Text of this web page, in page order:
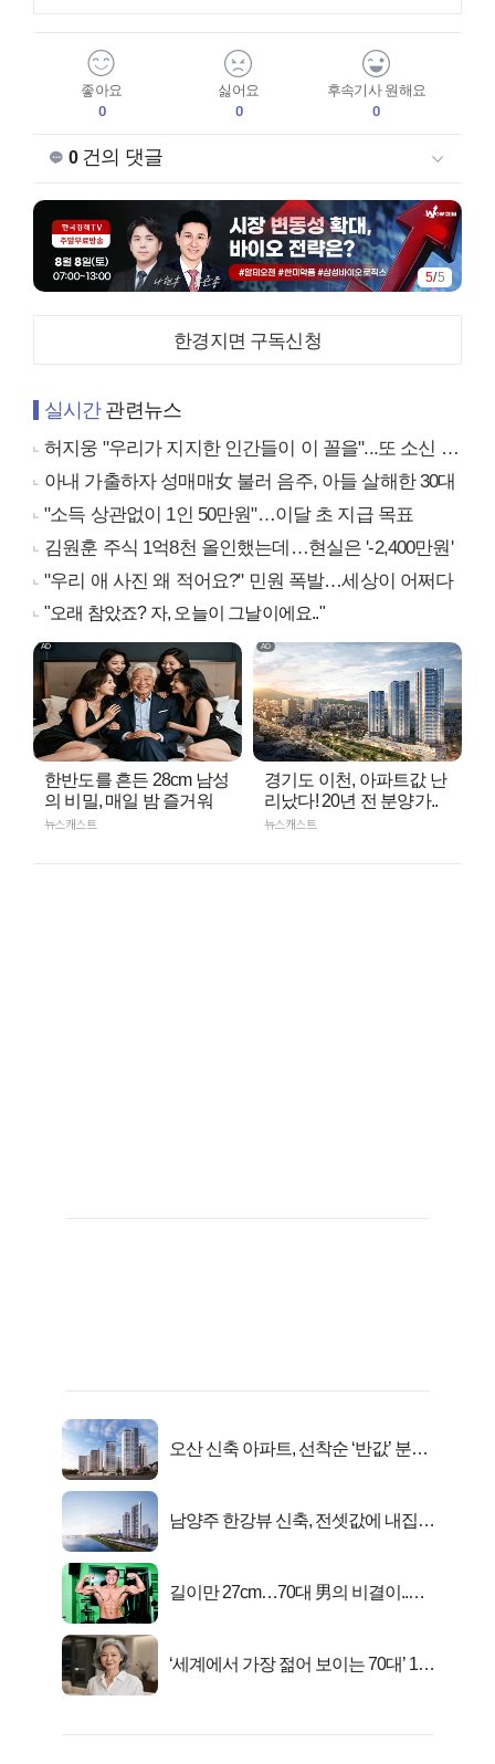
좋아요
0
싫어요
0
후속기사 원해요
0
0건의 댓글
5/5
한경지면 구독신청
실시간관련뉴스
허지웅 "우리가 지지한 인간들이 이 꼴을"...또 소신 발언
아내 가출하자 성매매女 불러 음주, 아들 살해한 30대
"소득 상관없이 1인 50만원"…이달 초 지급 목표
김원훈 주식 1억8천 올인했는데…현실은 '-2,400만원'
"우리 애 사진 왜 적어요?" 민원 폭발…세상이 어쩌다
"오래 참았죠? 자, 오늘이 그날이에요.."
한반도를 흔든 28cm 남성
의 비밀, 매일 밤 즐거워
뉴스캐스트
경기도 이천, 아파트값 난
리났다! 20년 전 분양가..
뉴스캐스트
오산 신축 아파트, 선착순 ‘반값’ 분양
남양주 한강뷰 신축, 전셋값에 내집마
길이만 27cm…70대 男의 비결이..충
‘세계에서 가장 젊어 보이는 70대’ 1위